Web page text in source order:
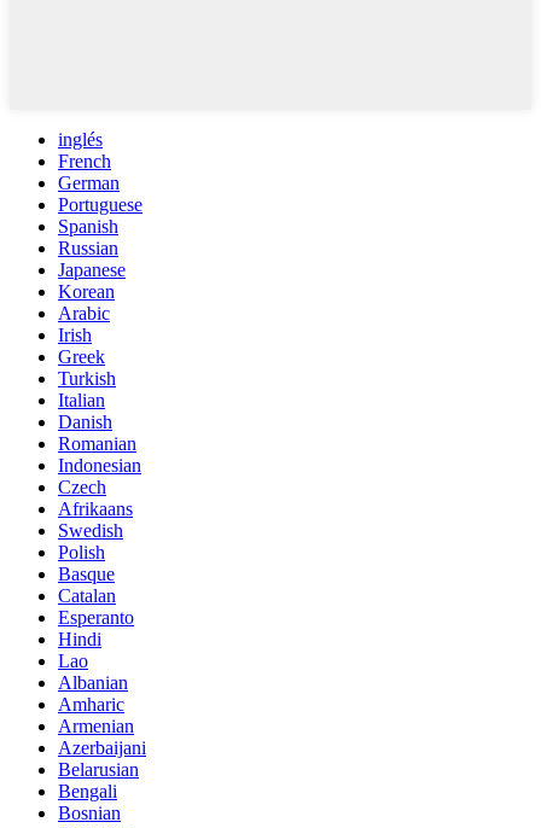
inglés
French
German
Portuguese
Spanish
Russian
Japanese
Korean
Arabic
Irish
Greek
Turkish
Italian
Danish
Romanian
Indonesian
Czech
Afrikaans
Swedish
Polish
Basque
Catalan
Esperanto
Hindi
Lao
Albanian
Amharic
Armenian
Azerbaijani
Belarusian
Bengali
Bosnian